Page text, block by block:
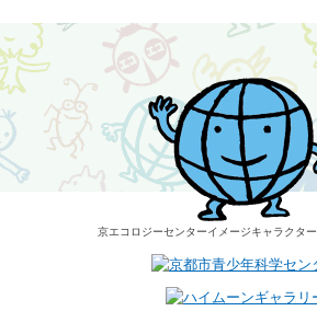
京エコロジーセンターイメージキャラクター